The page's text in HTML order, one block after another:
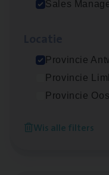
Sales
Provincie
Provincie
Provincie
Wis alle filters
Busi­ness
Antwerpen